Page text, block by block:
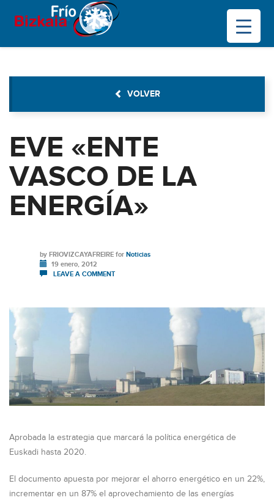
VOLVER
EVE «ENTE
VASCO DE LA
ENERGÍA»
by FRIOVIZCAYAFREIRE for Noticias
19 enero, 2012
LEAVE A COMMENT
Aprobada la estrategia que marcará la política energética de
Euskadi hasta 2020.
El documento apuesta por mejorar el ahorro energético en un 22%,
incrementar en un 87% el aprovechamiento de las energías